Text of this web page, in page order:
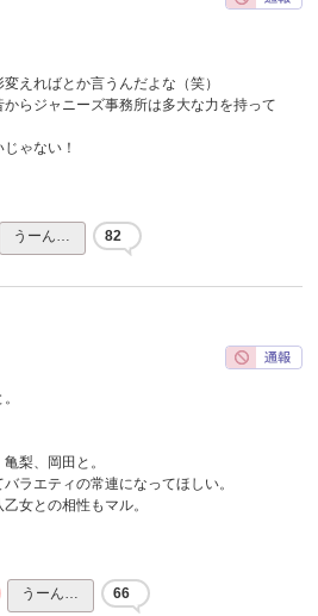
えればとか言うんだよな（笑）
らジャニーズ事務所は多大な力を持って
ゃない！
うーん… 82
梨、岡田と。
ラエティの常連になってほしい。
女との相性もマル。
うーん… 66